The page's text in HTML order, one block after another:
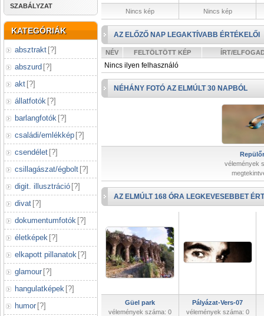
SZABÁLYZAT
KATEGÓRIÁK
absztrakt [?]
abszurd [?]
akt [?]
állatfotók [?]
barlangfotók [?]
családi/emlékkép [?]
csendélet [?]
csillagászat/égbolt [?]
digit. illusztráció [?]
divat [?]
dokumentumfotók [?]
életképek [?]
elkapott pillanatok [?]
glamour [?]
hangulatképek [?]
humor [?]
Nincs kép Nincs kép
AZ ELŐZŐ NAP LEGAKTÍVABB ÉRTÉKELŐI
NÉV FELTÖLTÖTT KÉP ÍRT/
Nincs ilyen felhasználó
NÉHÁNY FOTÓ AZ ELMÚLT 30 NAPBÓL
vélemények
AZ ELMÚLT 168 ÓRA LEGKEVESEBBET
Güel park
vélemények száma: 0
Pályázat-Vers-07
vélemények száma: 0